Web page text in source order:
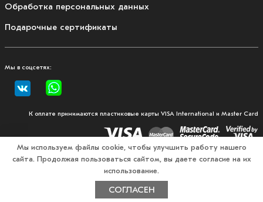
Обработка персональных данных
Подарочные сертификаты
Мы в соцсетях:
К оплате принимаются пластиковые карты VISA International и Master Card
© 2026, Fullmount — магазин одежды и экипировки для
Мы используем файлы cookie, чтобы улучшить работу нашего
сайта. Продолжая пользоваться сайтом, вы даете согласие на их
использование.
СОГЛАСЕН